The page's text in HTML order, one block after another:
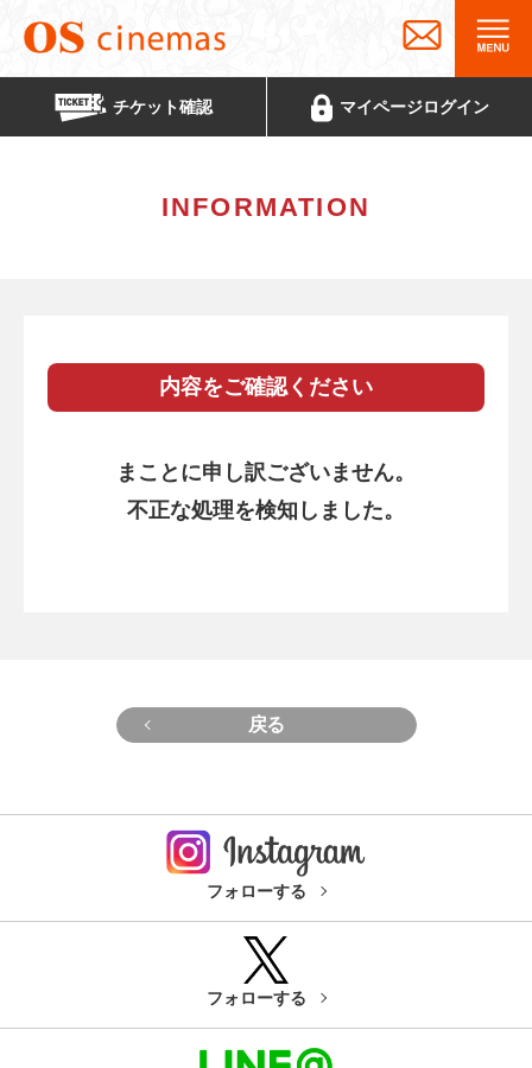
チケット確認 マイページログイン
INFORMATION
内容をご確認ください
まことに申し訳ございません。
不正な処理を検知しました。
戻る
フォローする
フォローする